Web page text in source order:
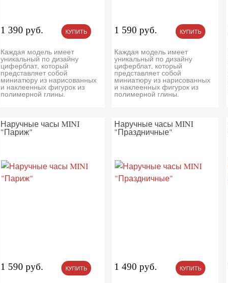
1 390 руб. КУПИТЬ
Каждая модель имеет
уникальный по дизайну
циферблат, который
представляет собой
миниатюру из нарисованных
и наклеенных фигурок из
полимерной глины.
1 590 руб. КУПИТЬ
Каждая модель имеет
уникальный по дизайну
циферблат, который
представляет собой
миниатюру из нарисованных
и наклеенных фигурок из
полимерной глины.
Наручные часы MINI
"Париж"
1 590 руб. КУПИТЬ
Наручные часы MINI
"Праздничные"
1 490 руб. КУПИТЬ